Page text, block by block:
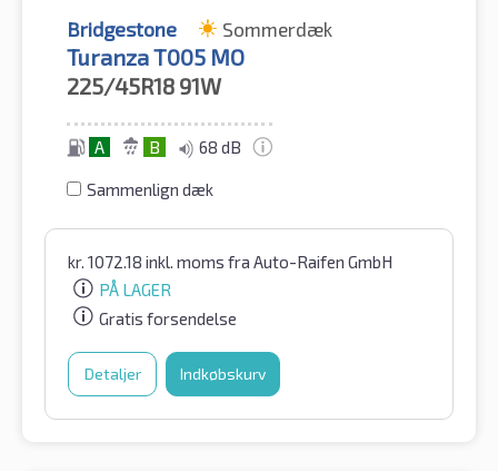
Bridgestone Sommerdæk
Turanza T005 MO
225/45R18 91W
A B 68 dB
Sammenlign dæk
kr. 1072.18 inkl. moms fra Auto-Raifen GmbH
PÅ LAGER
Gratis forsendelse
Detaljer Indkøbskurv